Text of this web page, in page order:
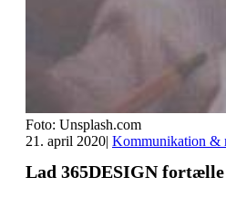
Foto: Unsplash.com
21. april 2020| Kommunikation &
Lad 365DESIGN